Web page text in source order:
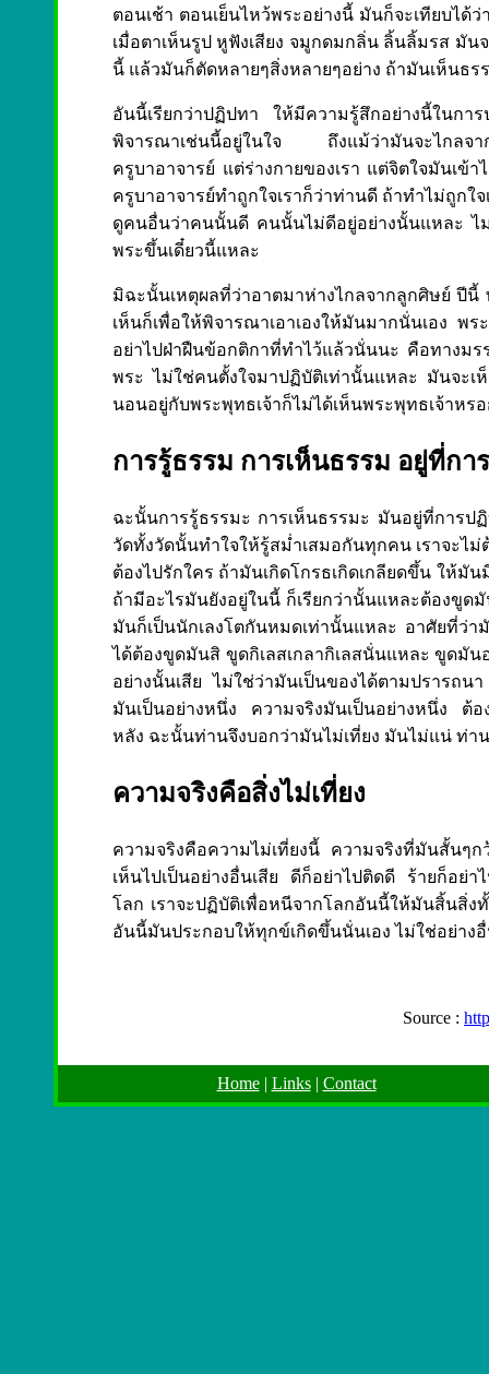
ตอนเช้า ตอนเย็นไหว้พระอย่างนี้ มันก็จะเทียบได้
เมื่อตาเห็นรูป หูฟังเสียง จมูกดมกลิ่น ลิ้นลิ้มรส มั
นี้ แล้วมันก็ตัดหลายๆสิ่งหลายๆอย่าง ถ้ามันเห็นธ
อันนี้เรียกว่าปฏิปทา ให้มีความรู้สึกอย่างนี้ในก
พิจารณาเช่นนี้อยู่ในใจ ถึงแม้ว่ามันจะไกลจาก
ครูบาอาจารย์ แต่ร่างกายของเรา แต่จิตใจมันเข้
ครูบาอาจารย์ทำถูกใจเราก็ว่าท่านดี ถ้าทำไม่ถูก
ดูคนอื่นว่าคนนั้นดี คนนั้นไม่ดีอยู่อย่างนั้นแหละ ไม่
พระขึ้นเดี๋ยวนี้แหละ
มิฉะนั้นเหตุผลที่ว่าอาตมาห่างไกลจากลูกศิษย์ ปี
เห็นก็เพื่อให้พิจารณาเอาเองให้มันมากนั่นเอง
อย่าไปฝ่าฝืนข้อกติกาที่ทำไว้แล้วนั่นนะ คือทาง
พระ ไม่ใช่คนตั้งใจมาปฏิบัติเท่านั้นแหละ มันจะ
นอนอยู่กับพระพุทธเจ้าก็ไม่ได้เห็นพระพุทธเจ้าหร
การรู้ธรรม การเห็นธรรม อยู่ที่กา
ฉะนั้นการรู้ธรรมะ การเห็นธรรมะ มันอยู่ที่การป
วัดทั้งวัดนั้นทำใจให้รู้สม่ำเสมอกันทุกคน เราจะไ
ต้องไปรักใคร ถ้ามันเกิดโกรธเกิดเกลียดขึ้น ให้มั
ถ้ามีอะไรมันยังอยู่ในนี้ ก็เรียกว่านั้นแหละต้องขูด
มันก็เป็นนักเลงโตกันหมดเท่านั้นแหละ อาศัยที่ว่า
ได้ต้องขูดมันสิ ขูดกิเลสเกลากิเลสนั่นแหละ ขูดมั
อย่างนั้นเสีย ไม่ใช่ว่ามันเป็นของได้ตามปรารถน
มันเป็นอย่างหนึ่ง ความจริงมันเป็นอย่างหนึ่ง ต้อ
หลัง ฉะนั้นท่านจึงบอกว่ามันไม่เที่ยง มันไม่แน่ ท่าน
ความจริงคือสิ่งไม่เที่ยง
ความจริงคือความไม่เที่ยงนี้ ความจริงที่มันสั้นๆ
เห็นไปเป็นอย่างอื่นเสีย ดีก็อย่าไปติดดี ร้ายก็อย่
โลก เราจะปฏิบัติเพื่อหนีจากโลกอันนี้ให้มันสิ้นสิ่ง
อันนี้มันประกอบให้ทุกข์เกิดขึ้นนั่นเอง ไม่ใช่อย่าง
Source :
Home| Links| Contact